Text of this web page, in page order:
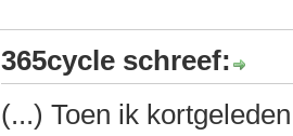
365cycle schreef:
(...) Toen ik